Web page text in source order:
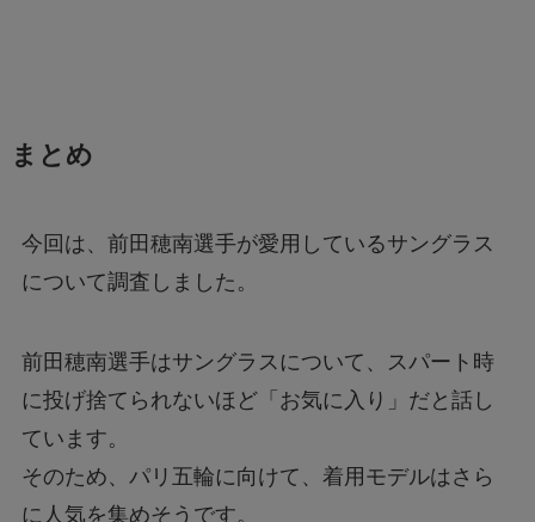
まとめ
今回は、前田穂南選手が愛用しているサングラス
について調査しました。
前田穂南選手はサングラスについて、スパート時
に投げ捨てられないほど「お気に入り」だと話し
ています。
そのため、パリ五輪に向けて、着用モデルはさら
に人気を集めそうです。